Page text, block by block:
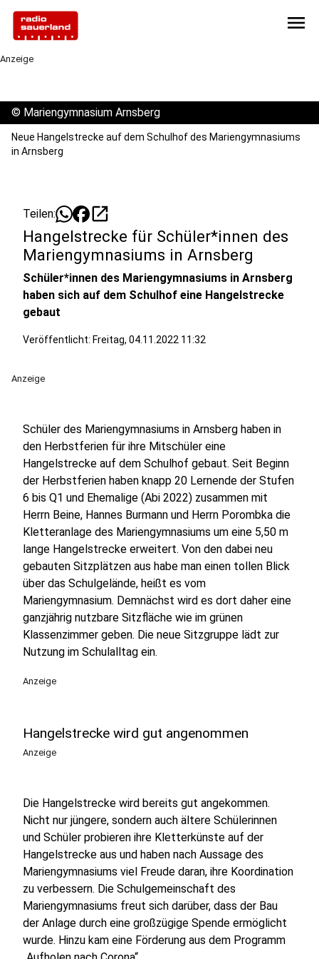
menu
Anzeige
© Mariengymnasium Arnsberg
Neue Hangelstrecke auf dem Schulhof des Mariengymnasiums
in Arnsberg
Teilen: open_in_new
Hangelstrecke für Schüler*innen des
Mariengymnasiums in Arnsberg
Schüler*innen des Mariengymnasiums in Arnsberg
haben sich auf dem Schulhof eine Hangelstrecke
gebaut
Veröffentlicht: Freitag, 04.11.2022 11:32
Anzeige
Schüler des Mariengymnasiums in Arnsberg haben in
den Herbstferien für ihre Mitschüler eine
Hangelstrecke auf dem Schulhof gebaut. Seit Beginn
der Herbstferien haben knapp 20 Lernende der Stufen
6 bis Q1 und Ehemalige (Abi 2022) zusammen mit
Herrn Beine, Hannes Burmann und Herrn Porombka die
Kletteranlage des Mariengymnasiums um eine 5,50 m
lange Hangelstrecke erweitert. Von den dabei neu
gebauten Sitzplätzen aus habe man einen tollen Blick
über das Schulgelände, heißt es vom
Mariengymnasium. Demnächst wird es dort daher eine
ganzjährig nutzbare Sitzfläche wie im grünen
Klassenzimmer geben. Die neue Sitzgruppe lädt zur
Nutzung im Schulalltag ein.
Anzeige
Hangelstrecke wird gut angenommen
Anzeige
Die Hangelstrecke wird bereits gut angekommen.
Nicht nur jüngere, sondern auch ältere Schülerinnen
und Schüler probieren ihre Kletterkünste auf der
Hangelstrecke aus und haben nach Aussage des
Mariengymnasiums viel Freude daran, ihre Koordination
zu verbessern. Die Schulgemeinschaft des
Mariengymnasiums freut sich darüber, dass der Bau
der Anlage durch eine großzügige Spende ermöglicht
wurde. Hinzu kam eine Förderung aus dem Programm